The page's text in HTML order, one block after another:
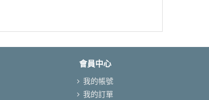
會員中心
我的帳號
我的訂單